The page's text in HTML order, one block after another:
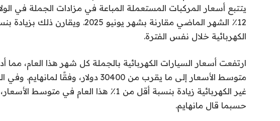
يتتبع أسعار المركبات المستعملة المباعة في مزادات الجملة في
الكهربائية خلال نفس الفترة.
متوسط ​​الأسعار إلى ما يقرب من 30400
حسبما قال مانهايم.